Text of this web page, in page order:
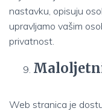
nastavku, opisuju
upravljamo vašim
privatnost.
Web stranica je